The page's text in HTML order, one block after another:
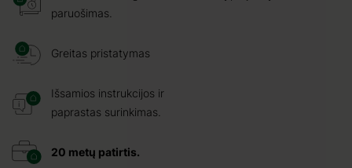
paruošimas.
Greitas pristatymas
Išsamios instrukcijos ir
paprastas surinkimas.
20 metų patirtis.